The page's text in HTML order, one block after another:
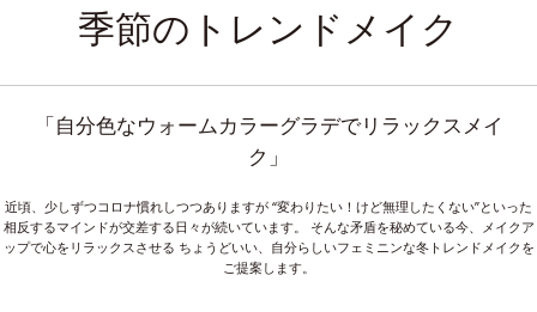
季節のトレンドメイク
「自分色なウォームカラーグラデでリラックスメイ
ク」
近頃、少しずつコロナ慣れしつつありますが “変わりたい！けど無理したくない”といった
相反するマインドが交差する日々が続いています。
そんな矛盾を秘めている今、メイクア
ップで心をリラックスさせる ちょうどいい、自分らしいフェミニンな冬トレンドメイクを
ご提案します。